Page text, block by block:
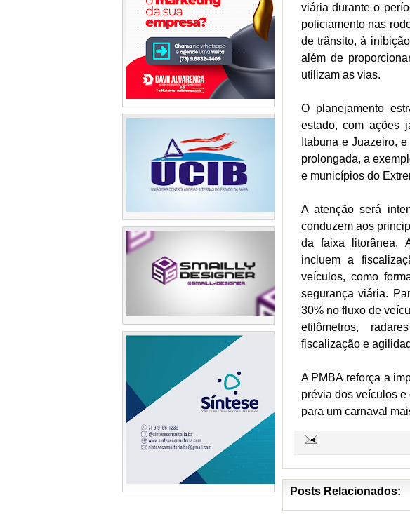
viária durante o
policiamento nas
de trânsito, à
além de
utilizam as vias.
O planejamento
estado, com ações
Itabuna e Juazeiro,
prolongada, a
e municípios do
A atenção será
conduzem aos
da faixa litorânea.
incluem a
veículos, como
segurança viária.
30% no fluxo de
etilômetros,
fiscalização e
A PMBA reforça a
prévia dos veículos
para um carnaval
Posts Relacionados: